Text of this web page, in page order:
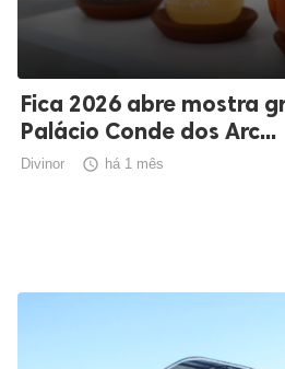
Fica 2026 abre mostra
Palácio Conde dos Arc...
Divinor  há 1 mês